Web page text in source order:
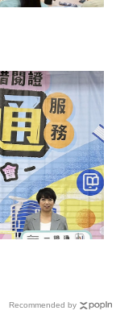
Recommended by